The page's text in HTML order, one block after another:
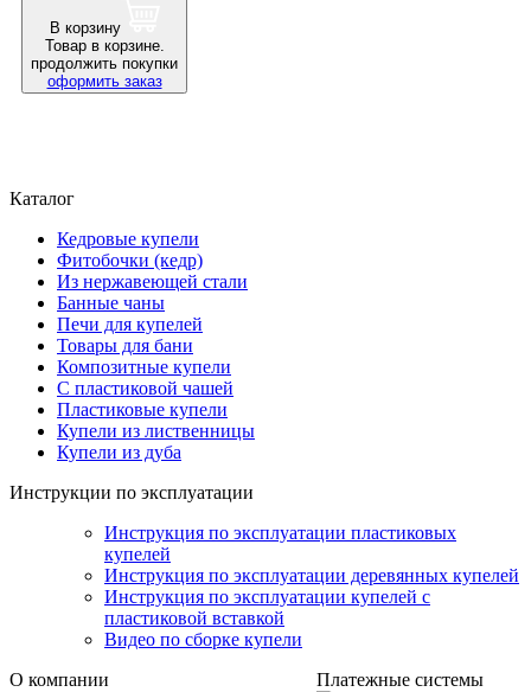
В корзину
Товар в корзине.
продолжить покупки
оформить заказ
Каталог
Кедровые купели
Фитобочки (кедр)
Из нержавеющей стали
Банные чаны
Печи для купелей
Товары для бани
Композитные купели
С пластиковой чашей
Пластиковые купели
Купели из лиственницы
Купели из дуба
Инструкции по эксплуатации
Инструкция по эксплуатации пластиковых
купелей
Инструкция по эксплуатации деревянных купелей
Инструкция по эксплуатации купелей с
пластиковой вставкой
Видео по сборке купели
О компании
Платежные системы